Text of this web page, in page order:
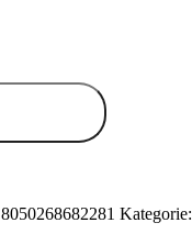
8050268682281 Kategorie: